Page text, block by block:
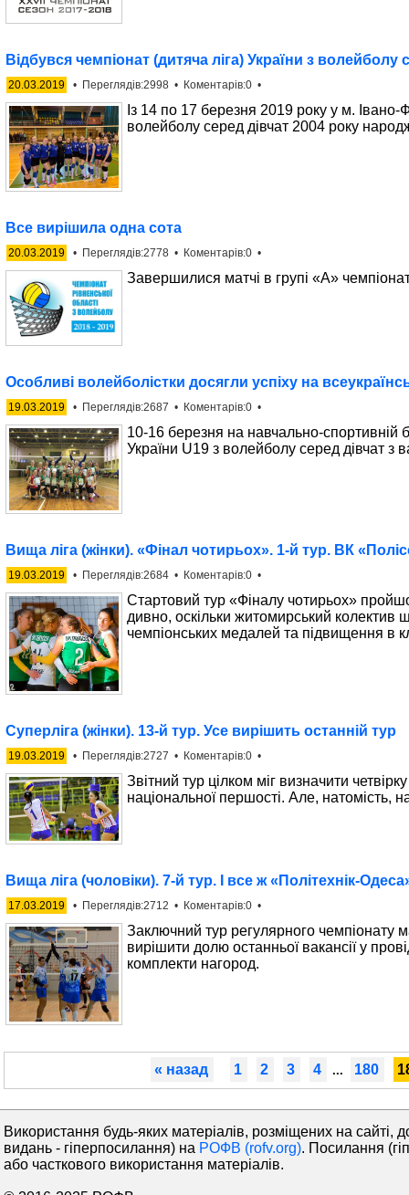
Відбувся чемпіонат (дитяча ліга) України з волейболу
20.03.2019 • Переглядів:2998 • Коментарів:0 •
Із 14 по 17 березня 2019 року у м.
волейболу серед дівчат 2004 року
Все вирішила одна сота
20.03.2019 • Переглядів:2778 • Коментарів:0 •
Завершилися матчі в групі «А»
Особливі волейболістки досягли успіху на
19.03.2019 • Переглядів:2687 • Коментарів:0 •
10-16 березня на навчально-спортивній
України U19 з волейболу серед дівчат з
Вища ліга (жінки). «Фінал чотирьох». 1-й тур. ВК
19.03.2019 • Переглядів:2684 • Коментарів:0 •
Стартовий тур «Фіналу чотирьох»
дивно, оскільки житомирський колектив
чемпіонських медалей та підвищення в
Суперліга (жінки). 13-й тур. Усе вирішить останній тур
19.03.2019 • Переглядів:2727 • Коментарів:0 •
Звітний тур цілком міг визначити
національної першості. Але, натомість,
Вища ліга (чоловіки). 7-й тур. І все ж «Політехнік-
17.03.2019 • Переглядів:2712 • Коментарів:0 •
Заключний тур регулярного чемпіонату
вирішити долю останньої вакансії у
комплекти нагород.
« назад 1 2 3 4 ... 180
Використання будь-яких матеріалів, розміщених на сайті,
видань - гіперпосилання) на РОФВ (rofv.org). Посилання
або часткового використання матеріалів.